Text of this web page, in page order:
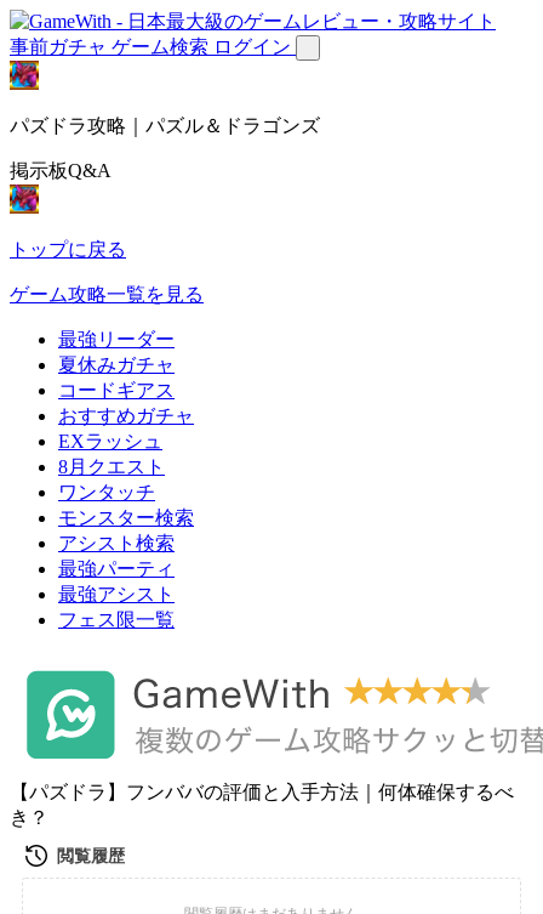
事前ガチャ ゲーム検索 ログイン
パズドラ攻略｜パズル＆ドラゴンズ
掲示板Q&A
トップに戻る
ゲーム攻略一覧を見る
最強リーダー
夏休みガチャ
コードギアス
おすすめガチャ
EXラッシュ
8月クエスト
ワンタッチ
モンスター検索
アシスト検索
最強パーティ
最強アシスト
フェス限一覧
【パズドラ】フンババの評価と入手方法｜何体確保するべ
き？